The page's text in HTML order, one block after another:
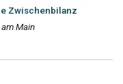
Zwischenbilanz
Main